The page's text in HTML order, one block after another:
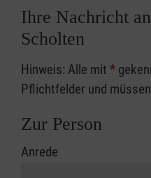
Ihre Nachricht
Scholten
Hinweis: Alle mit *
Pflichtfelder und
Zur Person
Anrede